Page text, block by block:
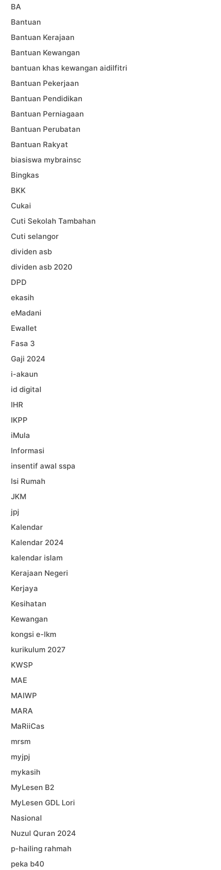
BA
Bantuan
Bantuan Kerajaan
Bantuan Kewangan
bantuan khas kewangan aidilfitri
Bantuan Pekerjaan
Bantuan Pendidikan
Bantuan Perniagaan
Bantuan Perubatan
Bantuan Rakyat
biasiswa mybrainsc
Bingkas
BKK
Cukai
Cuti Sekolah Tambahan
Cuti selangor
dividen asb
dividen asb 2020
DPD
ekasih
eMadani
Ewallet
Fasa 3
Gaji 2024
i-akaun
id digital
IHR
IKPP
iMula
Informasi
insentif awal sspa
Isi Rumah
JKM
jpj
Kalendar
Kalendar 2024
kalendar islam
Kerajaan Negeri
Kerjaya
Kesihatan
Kewangan
kongsi e-lkm
kurikulum 2027
KWSP
MAE
MAIWP
MARA
MaRiiCas
mrsm
myjpj
mykasih
MyLesen B2
MyLesen GDL Lori
Nasional
Nuzul Quran 2024
p-hailing rahmah
peka b40